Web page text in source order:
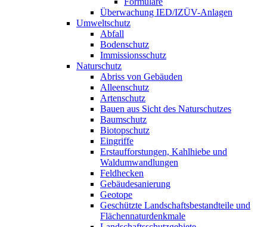
Überwachung IED/IZÜV-Anlagen
Umweltschutz
Abfall
Bodenschutz
Immissionsschutz
Naturschutz
Abriss von Gebäuden
Alleenschutz
Artenschutz
Bauen aus Sicht des Naturschutzes
Baumschutz
Biotopschutz
Eingriffe
Erstaufforstungen, Kahlhiebe und
Waldumwandlungen
Feldhecken
Gebäudesanierung
Geotope
Geschützte Landschaftsbestandteile und
Flächennaturdenkmale